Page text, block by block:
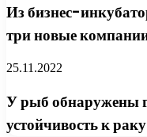
Из бизнес-
три новые
25.11.2022
У рыб обнаружены
устойчивость к раку